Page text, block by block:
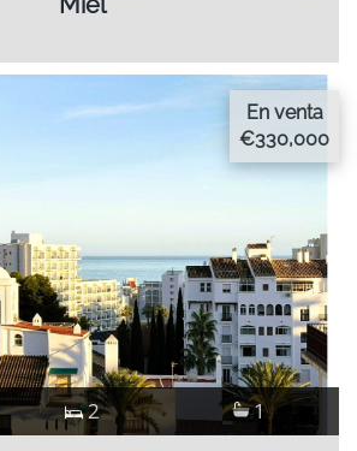
En venta
€330,000
2 1